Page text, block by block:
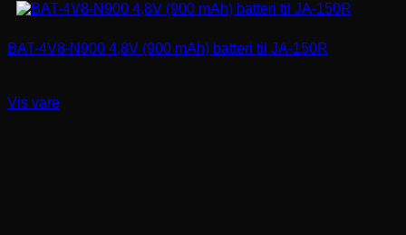
BAT-4V8-N900 4,8V (900 mAh) batteri til JA-150R
Vis vare